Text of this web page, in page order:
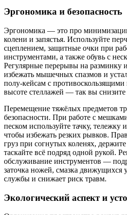
Эргономика и безопасность
Эргономика — это про
колени и запястья. Используйте
сцеплением, защитные очки при
инструментами, а также обувь с
Регулярные перерывы на разминку
избежать мышечных спазмов и
полу-кейсам с противоскользящими
высоте стеллажей — так вы
Перемещение тяжёлых предметов
безопасности. При работе с
песком используйте тачку, тележку
чтобы избежать резких рывков.
груз при согнутых коленях,
таскайте всё подряд одной рукой.
обслуживание инструментов —
заточка ножей, смазка движущихся
службы и снижает риск травм.
Экологический аспект и